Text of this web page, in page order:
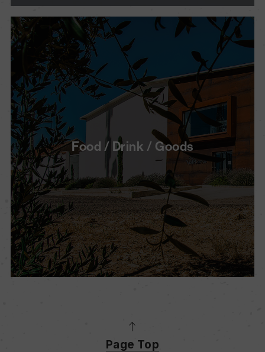
Food / Drink / Goods
Page Top